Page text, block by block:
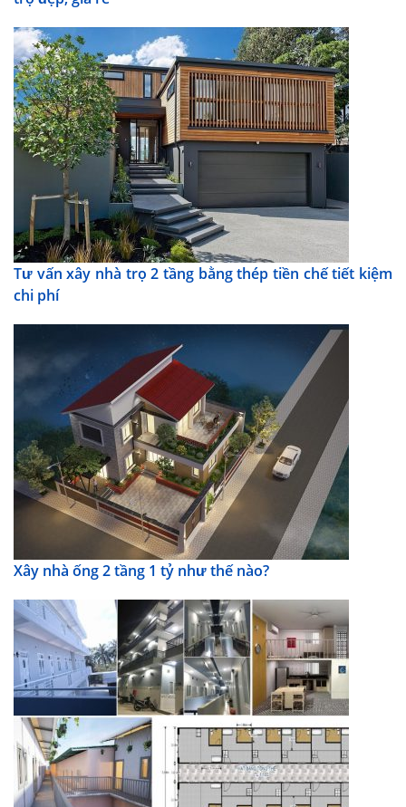
Tư vấn xây nhà trọ 2 tầng bằng thép tiền chế tiết kiệm
chi phí
Xây nhà ống 2 tầng 1 tỷ như thế nào?